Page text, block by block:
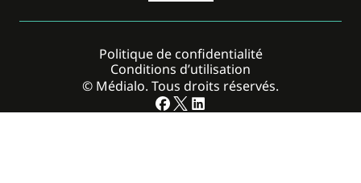
© Médialo. Tous droits réservés.
Politique de confidentialité
Conditions d’utilisation